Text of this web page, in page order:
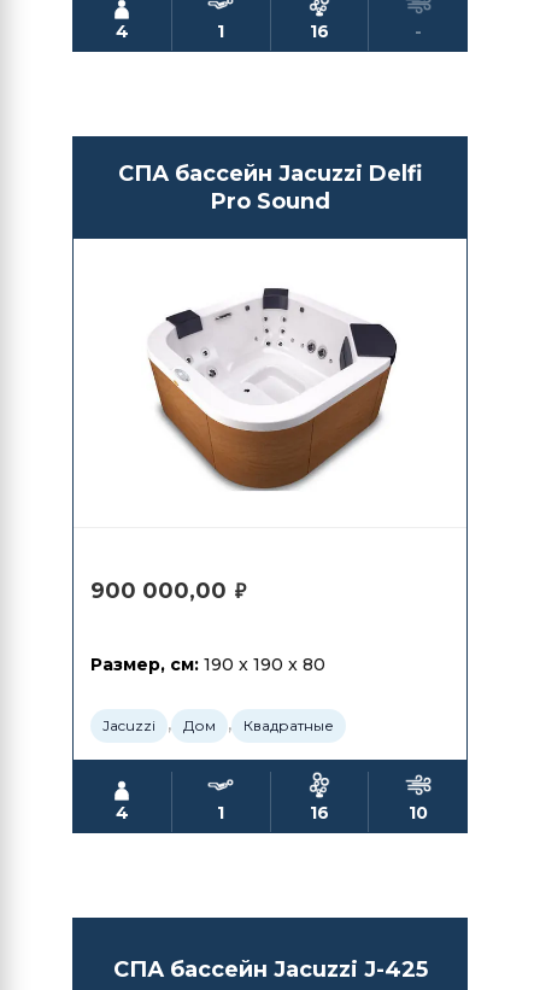
4 1 16 -
СПА бассейн Jacuzzi Delfi
Pro Sound
900 000,00 ₽
Размер, см: 190 x 190 x 80
Jacuzzi , Дом , Квадратные
4 1 16 10
СПА бассейн Jacuzzi J-425